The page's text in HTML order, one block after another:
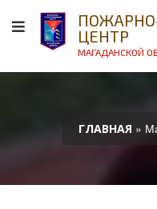
ЦЕНТР
МАГАДАНСКОЙ
ГЛАВНАЯ »